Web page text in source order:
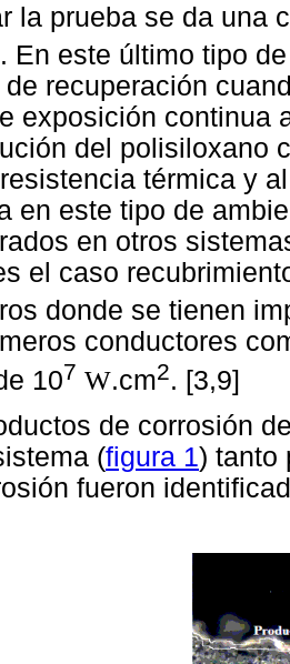
la prueba se da una
. En este último tipo
de recuperación
exposición continua
del polisiloxano
térmica y
en este tipo de
en otros
el caso
donde se tienen
conductores
107 W.cm2. [3,9]
de corrosión
(figura 1) tanto
fueron